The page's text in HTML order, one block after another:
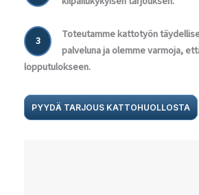
3
Toteutamme kattotyön
palveluna ja olemme varmoja,
lopputulokseen.
PYYDÄ TARJOUS KATTOHUOLLOSTA